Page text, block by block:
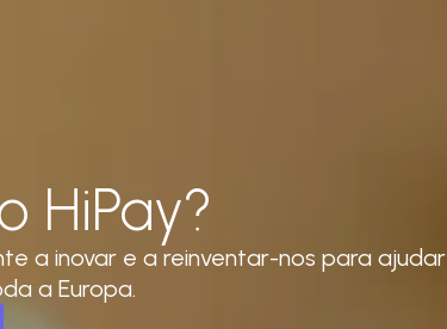
HiPay?
a inovar e a reinventar-nos para ajudar
a Europa.